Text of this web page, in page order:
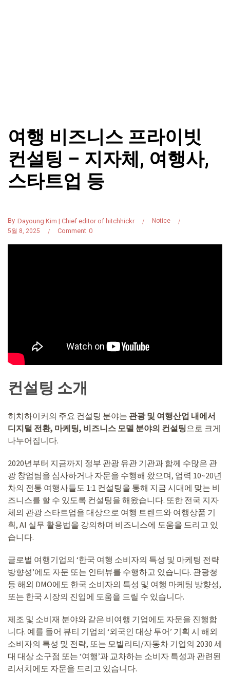
여행 비즈니스 프라이빗
컨설팅 – 지자체, 여행사,
스타트업 등
By Dayoung Kim | Chief editor of hitchhickr
Notice
5월 8, 2025
0
Comment
컨설팅 소개
히치하이커의 주요 컨설팅 분야는 관광 및 여행산업 내에서
디지털 전환, 마케팅, 비즈니스 모델 분야의 컨설팅으로 크게
나누어집니다.
2020년부터 지금까지 정부 관광 유관 기관과 함께 수많은 관
광 창업팀을 심사하거나 자문을 수행해 왔으며, 업력 10~20년
차의 전통 여행사들도 1:1 컨설팅을 통해 지금 시대에 맞는 비
즈니스를 할 수 있도록 컨설팅을 해왔습니다. 또한 전국 지자
체의 관광 스타트업을 대상으로 여행 트렌드와 여행상품 기
획, AI 실무 활용법을 강의하며 비즈니스에 도움을 드리고 있
습니다.
글로벌 여행기업의 ‘한국 여행 소비자의 특성 및 마케팅 전략
방향성’에도 자문 또는 인터뷰를 수행하고 있습니다. 관광청
등 해외 DMO에도 한국 소비자의 특성 및 여행 마케팅 방향성,
또는 한국 시장의 진입에 도움을 드릴 수 있습니다.
제조 및 소비재 분야와 같은 비여행 기업에도 자문을 진행합
니다. 예를 들어 뷰티 기업의 ‘외국인 대상 투어’ 기획 시 해외
소비자의 특성 및 전략, 또는 모빌리티/자동차 기업의 2030 세
대 대상 소구점 또는 ‘여행’과 교차하는 소비자 특성과 관련된
리서치에도 자문을 드리고 있습니다.